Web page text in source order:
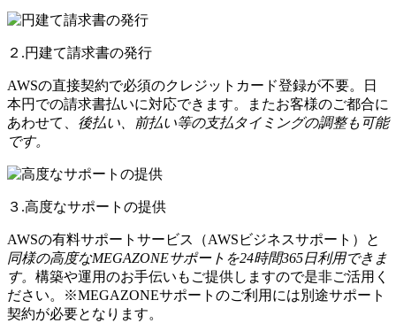
２.円建て請求書の発行
AWSの直接契約で必須のクレジットカード登録が不要。日
本円での請求書払いに対応できます。またお客様のご都合に
あわせて、 後払い、前払い等の支払タイミングの調整も可能
です。
３.高度なサポートの提供
AWSの有料サポートサービス（AWSビジネスサポート）と
同様の高度なMEGAZONEサポートを24時間365日利用できま
す。 構築や運用のお手伝いもご提供しますので是非ご活用く
ださい。※MEGAZONEサポートのご利用には別途サポート
契約が必要となります。